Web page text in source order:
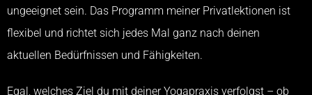
ungeeignet sein. Das Programm meiner Privatlektionen ist
flexibel und richtet sich jedes Mal ganz nach deinen
aktuellen Bedürfnissen und Fähigkeiten.
Egal, welches Ziel du mit deiner Yogapraxis verfolgst – ob